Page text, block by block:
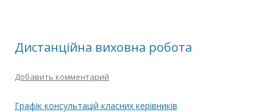
Дистанційна виховна робота
Добавить комментарий
Графік консультацій класних керівників